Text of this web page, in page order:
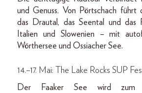
und Genuss. Von Pörtschach führt
das Drautal, das Seental und das
Italien und Slowenien – mit
Wörthersee und Ossiacher See.
14.–17. Mai: The Lake Rocks SUP
Der Faaker See wird zum